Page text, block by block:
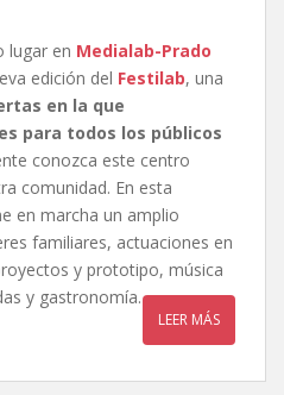
lugar en Medialab-Prado
edición del Festilab, una
en la que
para todos los públicos
conozca este centro
comunidad. En esta
en marcha un amplio
familiares, actuaciones en
y prototipo, música
y gastronomía.
LEER MÁS